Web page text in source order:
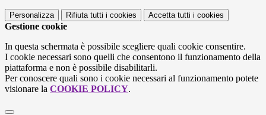
Personalizza Rifiuta tutti i cookies Accetta tutti i cookies
Gestione cookie
In questa schermata è possibile scegliere quali cookie consentire.
I cookie necessari sono quelli che consentono il funzionamento della
piattaforma e non è possibile disabilitarli.
Per conoscere quali sono i cookie necessari al funzionamento potete
visionare la COOKIE POLICY.